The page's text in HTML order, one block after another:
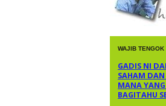
WAJIB TENGOK
GADIS NI
SAHAM
MANA
BAGITAHU